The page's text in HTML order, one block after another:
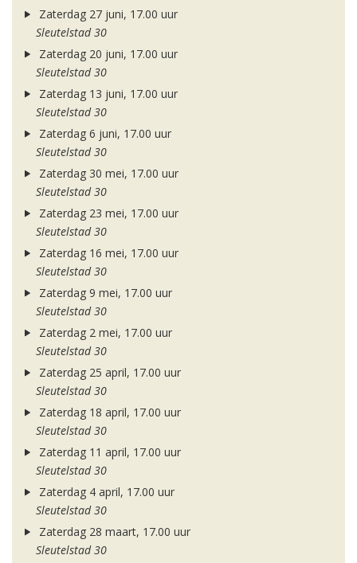
Zaterdag 27 juni, 17.00 uur
Sleutelstad 30
Zaterdag 20 juni, 17.00 uur
Sleutelstad 30
Zaterdag 13 juni, 17.00 uur
Sleutelstad 30
Zaterdag 6 juni, 17.00 uur
Sleutelstad 30
Zaterdag 30 mei, 17.00 uur
Sleutelstad 30
Zaterdag 23 mei, 17.00 uur
Sleutelstad 30
Zaterdag 16 mei, 17.00 uur
Sleutelstad 30
Zaterdag 9 mei, 17.00 uur
Sleutelstad 30
Zaterdag 2 mei, 17.00 uur
Sleutelstad 30
Zaterdag 25 april, 17.00 uur
Sleutelstad 30
Zaterdag 18 april, 17.00 uur
Sleutelstad 30
Zaterdag 11 april, 17.00 uur
Sleutelstad 30
Zaterdag 4 april, 17.00 uur
Sleutelstad 30
Zaterdag 28 maart, 17.00 uur
Sleutelstad 30